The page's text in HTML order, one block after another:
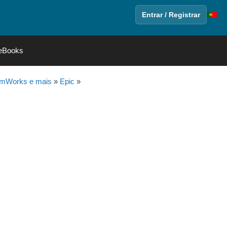
Entrar / Registrar
e mais » Epic »